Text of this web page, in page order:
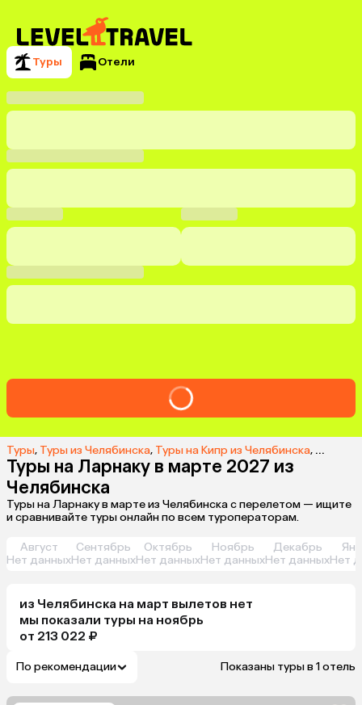
Туры Отели
Туры, Туры из Челябинска, Туры на Кипр из Челябинска, Туры в
Туры на Ларнаку в марте 2027 из
Челябинска
Туры на Ларнаку в марте из Челябинска с перелетом — ищите
и сравнивайте туры онлайн по всем туроператорам.
Август
Нет данных
Сентябрь
Нет данных
Октябрь
Нет данных
Ноябрь
Нет данных
Декабрь
Нет данныхНет
из Челябинска на март вылетов нет
мы показали туры на ноябрь
от 213 022 ₽
По рекомендации Показаны туры в 1 отель